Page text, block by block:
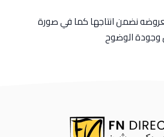
نضمن انتاجها كما في صورة
وجودة الوضوح